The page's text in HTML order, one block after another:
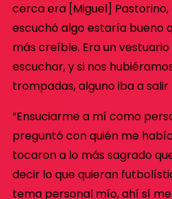
cerca era [Miguel] Pastorino,
escuchó algo estaría bueno
más creíble. Era un
escuchar, y si nos
trompadas, alguno iba a salir
“Ensuciarme a mí como
preguntó con quién me
tocaron a lo más sagrado
decir lo que quieran
tema personal mío, ahí sí me